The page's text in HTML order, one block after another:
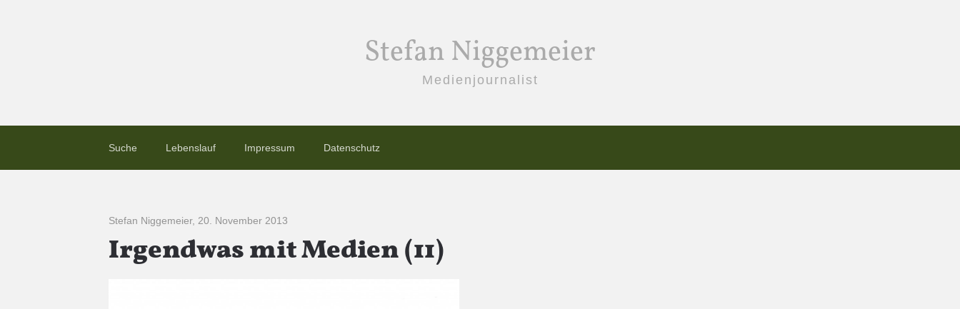
Stefan Niggemeier
Medienjournalist
Suche Lebenslauf Impressum Datenschutz
Stefan Niggemeier, 20. November 2013
Irgendwas mit Medien (11)